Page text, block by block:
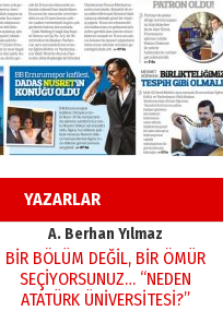
YAZARLAR
Kenan GÜLERCİ
Şahsuvaroğlu ERKON’da
çıtayı yukarı taşırken,
yönetimdekiler aşağı
çekmemeli!
2026 SalıOrhan BOZKURT
Bir fotoğraf, bir şehir, bir
gazeteci… Dizginler kimin
elinde?
A. Berhan Yılmaz
BİR BÖLÜM DEĞİL, BİR ÖMÜR
SEÇİYORSUNUZ… “NEDEN
ATATÜRK ÜNİVERSİTESİ?”